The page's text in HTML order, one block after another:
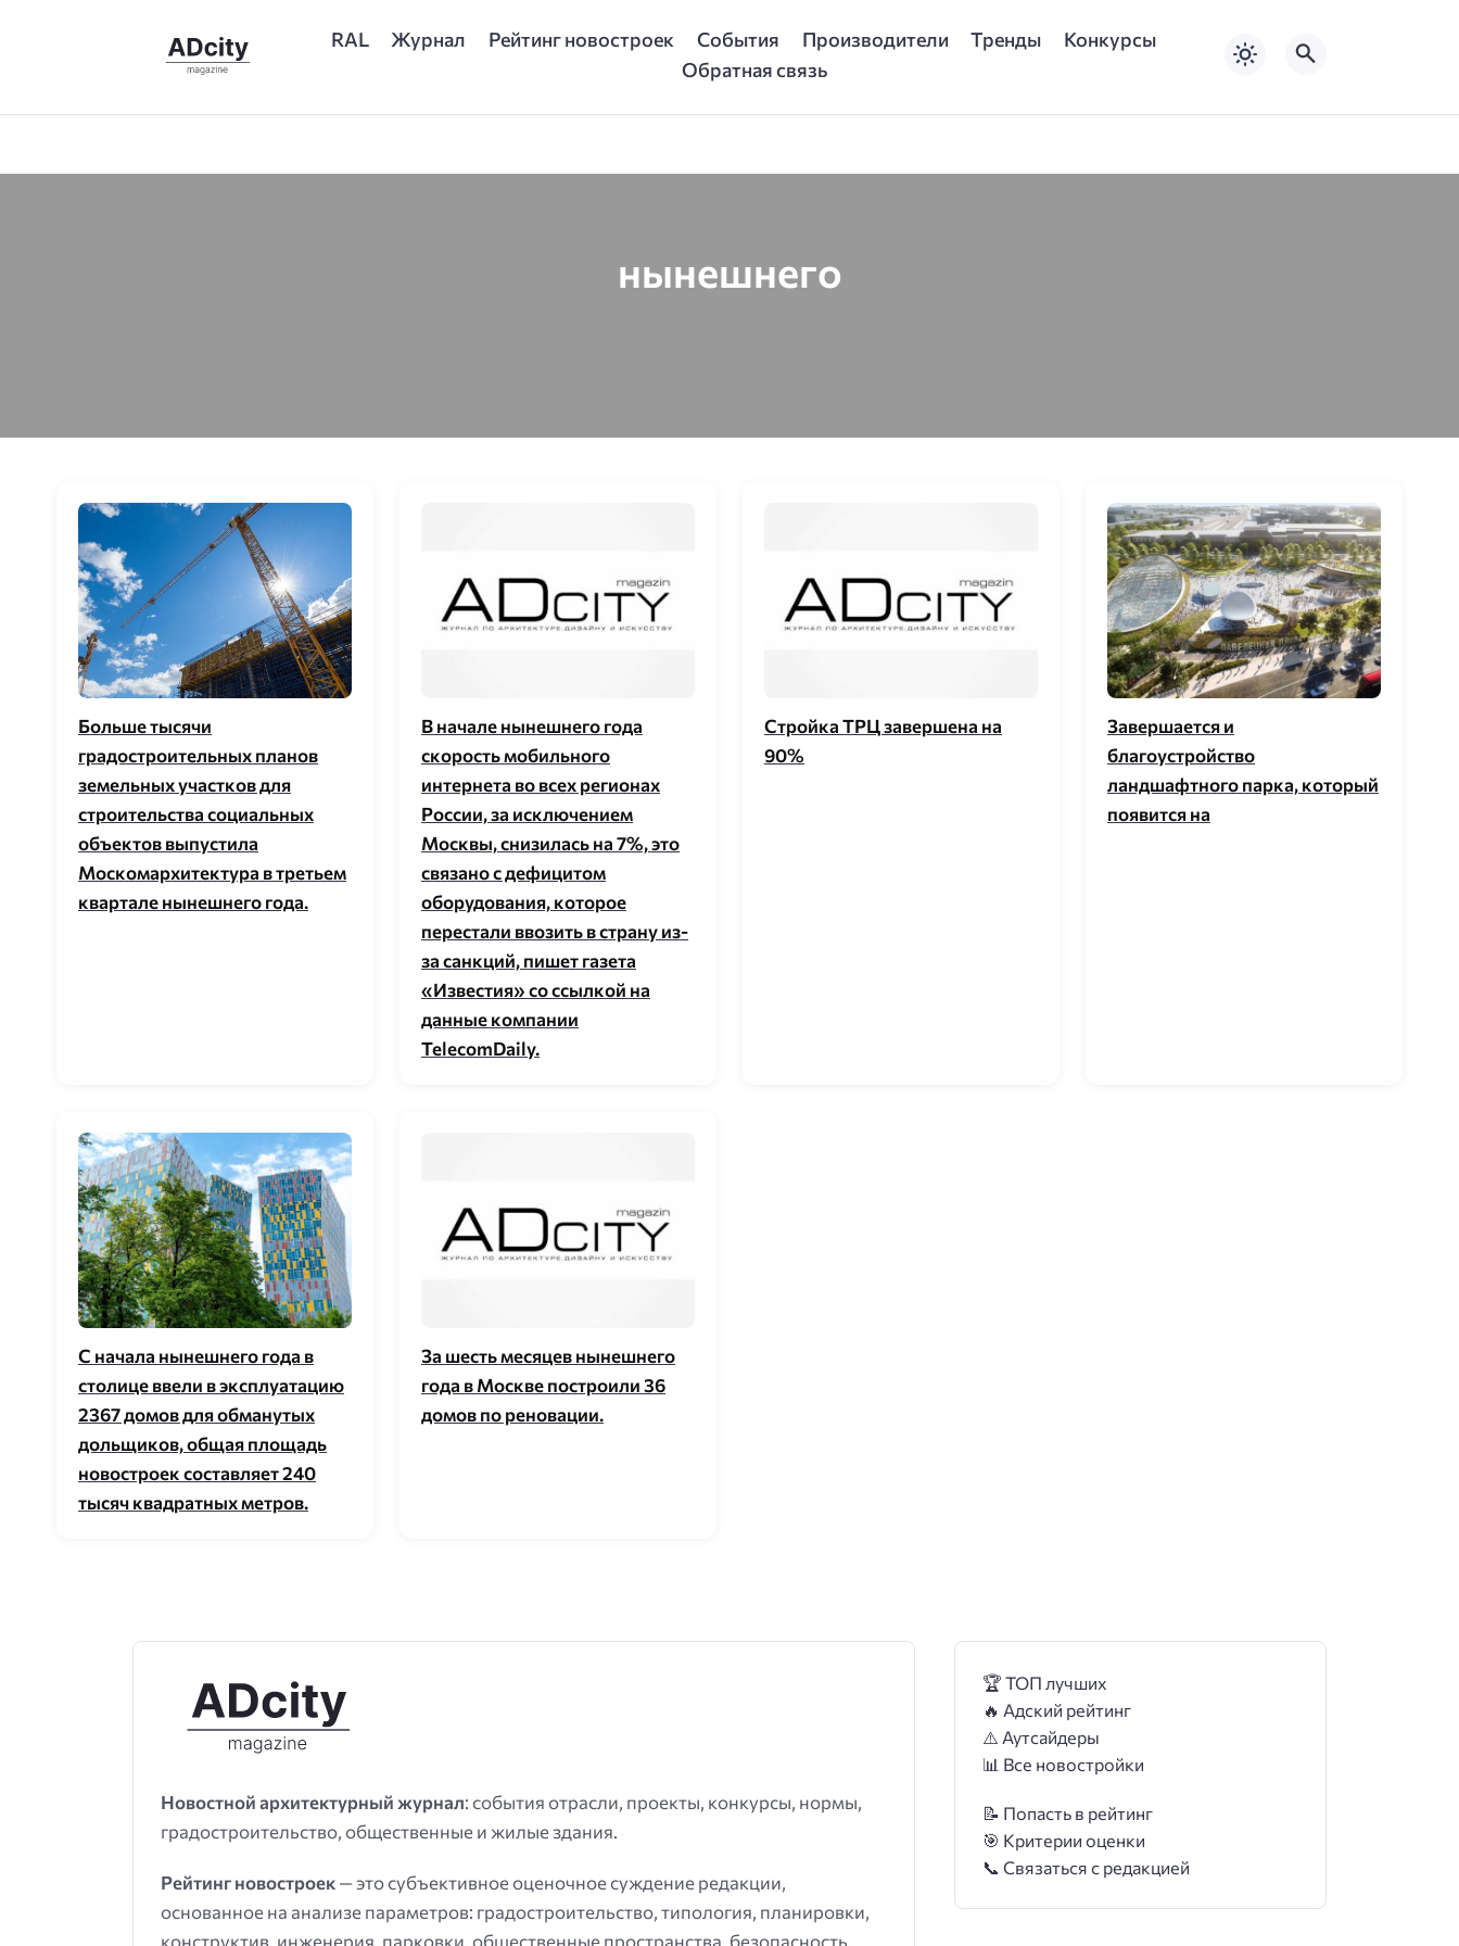
RAL Журнал Рейтинг новостроек События Производители Тренды
Конкурсы
Обратная связь
нынешнего
Больше тысячи
градостроительных планов
земельных участков для
строительства социальных
объектов выпустила
Москомархитектура в третьем
квартале нынешнего года.
В начале нынешнего года
скорость мобильного
интернета во всех регионах
России, за исключением
Москвы, снизилась на 7%, это
связано с дефицитом
оборудования, которое
перестали ввозить в страну из-
за санкций, пишет газета
«Известия» со ссылкой на
данные компании
TelecomDaily.
Стройка ТРЦ завершена на
90%
Завершается и
благоустройство
ландшафтного парка, который
появится на
С начала нынешнего года в
столице ввели в эксплуатацию
2367 домов для обманутых
дольщиков, общая площадь
новостроек составляет 240
тысяч квадратных метров.
За шесть месяцев нынешнего
года в Москве построили 36
домов по реновации.
Новостной архитектурный журнал: события отрасли, проекты, конкурсы, нормы,
градостроительство, общественные и жилые здания.
Рейтинг новостроек — это субъективное оценочное суждение редакции,
основанное на анализе параметров: градостроительство, типология, планировки,
конструктив, инженерия, парковки, общественные пространства, безопасность,
🏆 ТОП лучших
🔥 Адский рейтинг
⚠️ Аутсайдеры
📊 Все новостройки
📝 Попасть в рейтинг
🎯 Критерии оценки
📞 Связаться с редакцией